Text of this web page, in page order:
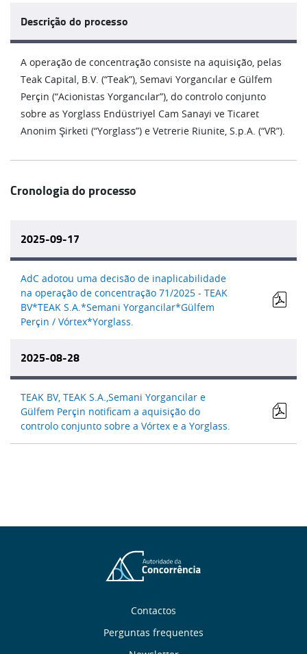
Descrição do processo
A operação de concentração consiste na aquisição, pelas
Teak Capital, B.V. (“Teak”), Semavi Yorgancılar e Gülfem
Perçin (“Acionistas Yorgancılar”), do controlo conjunto
sobre as Yorglass Endüstriyel Cam Sanayi ve Ticaret
Anonim Şirketi (“Yorglass”) e Vetrerie Riunite, S.p.A. (“VR”).
Cronologia do processo
2025-09-17
AdC adotou uma decisão de inaplicabilidade
na operação de concentração 71/2025 - TEAK
BV*TEAK S.A.*Semani Yorgancilar*Gülfem
Perçin / Vórtex*Yorglass.
2025-08-28
TEAK BV, TEAK S.A.,Semani Yorgancilar e
Gülfem Perçin notificam a aquisição do
controlo conjunto sobre a Vórtex e a Yorglass.
Contactos
Perguntas frequentes